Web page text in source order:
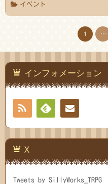
イベント
1 …
インフォメーション
RSS
Feedly連絡
X
Tweets by SillyWorks_TRPG